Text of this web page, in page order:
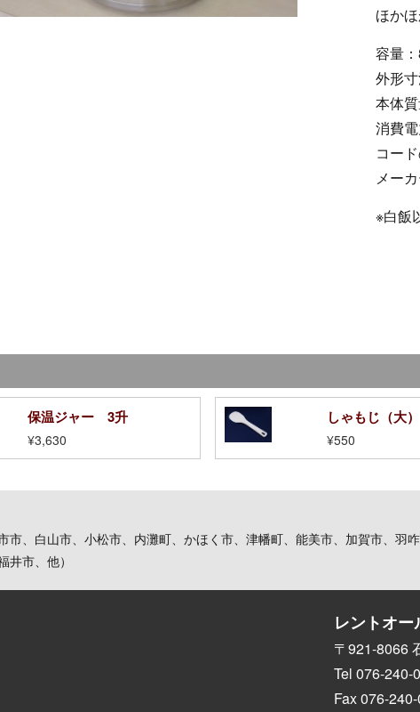
ほか
容量：
外形
本体
消費
コー
メー
※白飯
保温ジャー 3升
¥3,630
しゃもじ（大）
¥550
市、白山市、小松市、内灘町、かほく市、津幡町、能美市、加賀市、
市、他）
レントオー
〒921-8066
Tel 076-240-
Fax 076-